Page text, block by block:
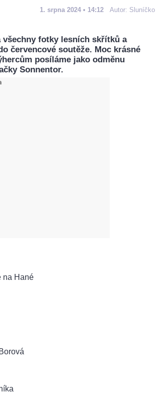
1. srpna 2024 • 14:12 Autor: Sluníčko
všechny fotky lesních skřítků a
červencové soutěže. Moc krásné
posíláme jako odměnu
Sonnentor.
na Hané